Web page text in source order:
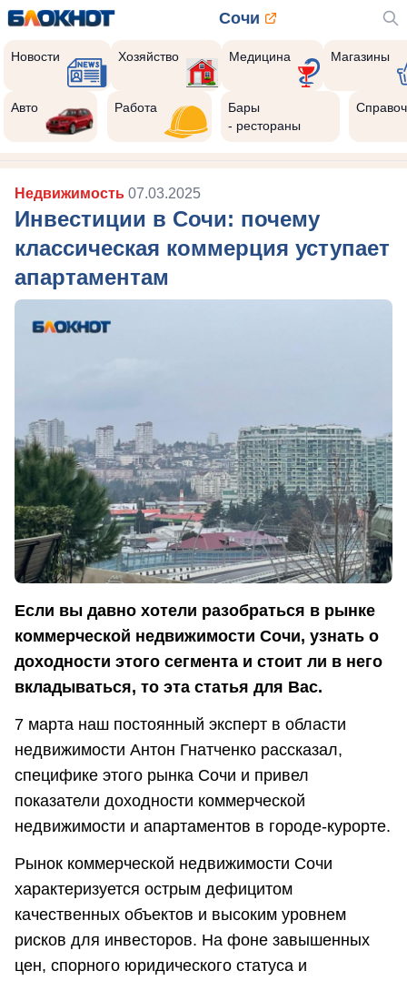
Сочи
Новости Хозяйство Медицина Магазины
Авто Работа
Бары
- рестораны
Недвижимость 07.03.2025
Инвестиции в Сочи: почему
классическая коммерция уступает
апартаментам
Если вы давно хотели разобраться в рынке
коммерческой недвижимости Сочи, узнать о
доходности этого сегмента и стоит ли в него
вкладываться, то эта статья для Вас.
7 марта наш постоянный эксперт в области
недвижимости Антон Гнатченко рассказал,
специфике этого рынка Сочи и привел
показатели доходности коммерческой
недвижимости и апартаментов в городе-курорте.
Рынок коммерческой недвижимости Сочи
характеризуется острым дефицитом
качественных объектов и высоким уровнем
рисков для инвесторов. На фоне завышенных
цен, спорного юридического статуса и